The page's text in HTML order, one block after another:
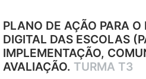
PLANO DE AÇÃO PARA
DIGITAL DAS ESCOLAS
IMPLEMENTAÇÃO,
AVALIAÇÃO. TURMA T3